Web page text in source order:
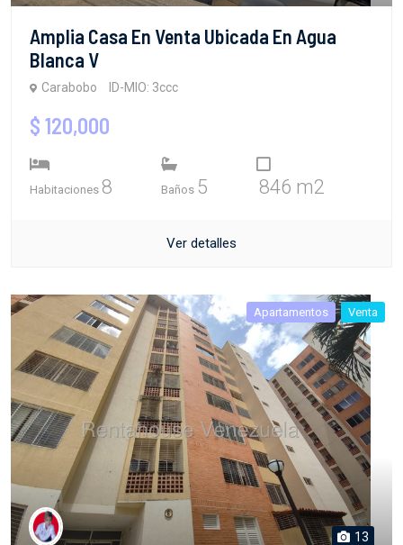
Amplia Casa En Venta Ubicada En Agua
Blanca V
Carabobo ID-MIO: 3ccc
$ 120,000
Habitaciones 8 Baños 5 846 m2
Ver detalles
Apartamentos Venta
13